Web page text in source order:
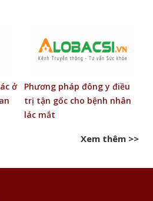
ở
Phương pháp đông y điều
trị tận gốc cho bệnh nhân
lác mắt
Xem thêm >>